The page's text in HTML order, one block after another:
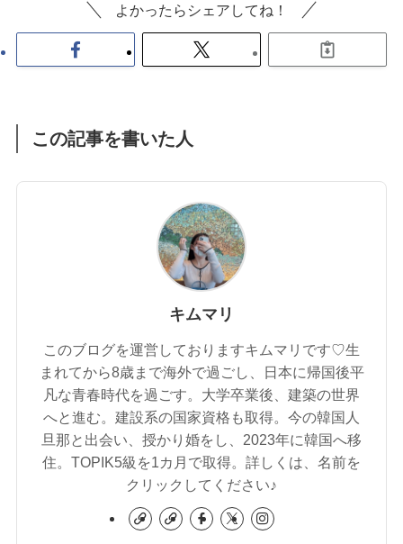
よかったらシェアしてね！
この記事を書いた人
キムマリ
このブログを運営しておりますキムマリです♡生
まれてから8歳まで海外で過ごし、日本に帰国後平
凡な青春時代を過ごす。大学卒業後、建築の世界
へと進む。建設系の国家資格も取得。今の韓国人
旦那と出会い、授かり婚をし、2023年に韓国へ移
住。TOPIK5級を1カ月で取得。詳しくは、名前を
クリックしてください♪